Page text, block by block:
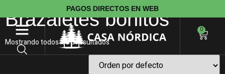
PAGOS DIRECTOS EN WEB
0
Brazaletes bonitos
Mostrando todos los 3 resultados